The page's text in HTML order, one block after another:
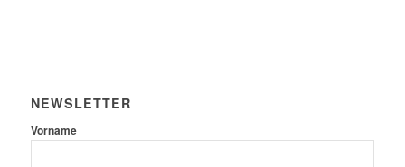
NEWSLETTER
Vorname